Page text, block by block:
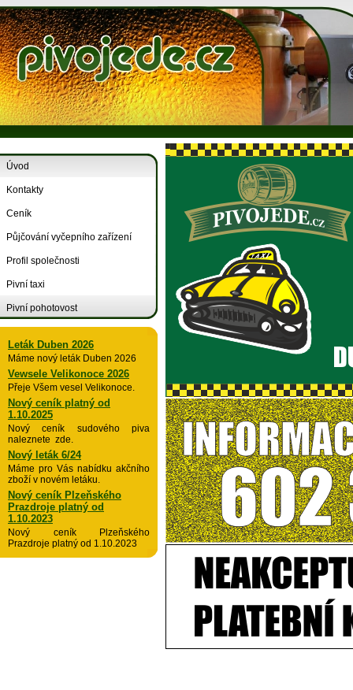
Úvod
Kontakty
Ceník
Půjčování vyčepního zařízení
Profil společnosti
Pivní taxi
Pivní pohotovost
Leták Duben 2026
Máme nový leták Duben 2026
Vewsele Velikonoce 2026
Přeje Všem vesel Velikonoce.
Nový ceník platný od
1.10.2025
Nový ceník sudového piva
naleznete zde.
Nový leták 6/24
Máme pro Vás nabídku akčního
zboží v novém letáku.
Nový ceník Plzeňského
Prazdroje platný od
1.10.2023
Nový ceník Plzeňského
Prazdroje platný od 1.10.2023